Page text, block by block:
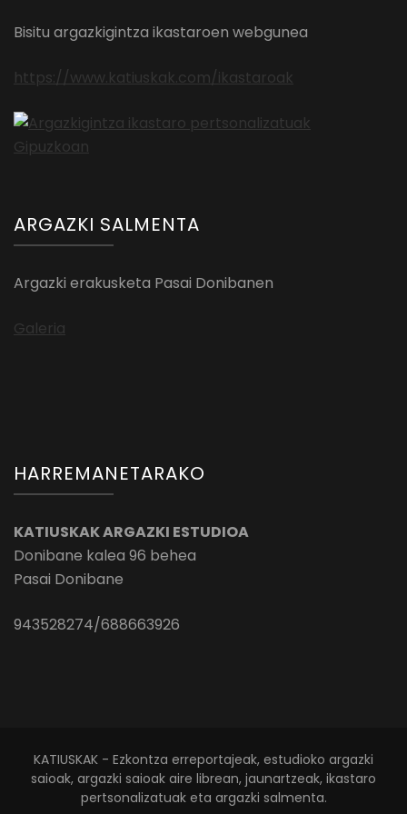
Bisitu argazkigintza ikastaroen webgunea
https://www.katiuskak.com/ikastaroak
ARGAZKI SALMENTA
Argazki erakusketa Pasai Donibanen
Galeria
HARREMANETARAKO
KATIUSKAK ARGAZKI ESTUDIOA
Donibane kalea 96 behea
Pasai Donibane
943528274/688663926
KATIUSKAK - Ezkontza erreportajeak, estudioko argazki
saioak, argazki saioak aire librean, jaunartzeak, ikastaro
pertsonalizatuak eta argazki salmenta.